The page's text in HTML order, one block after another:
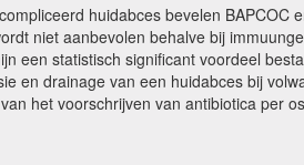
huidabces bevelen
niet aanbevolen behalve bij
een statistisch significant voordeel
en drainage van een huidabces bij
het voorschrijven van antibiotica per